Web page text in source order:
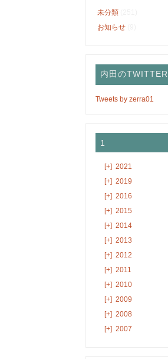
未分類(251)
お知らせ(9)
内田のTWITTER
Tweets by zerra01
1
[+] 2021
[+] 2019
[+] 2016
[+] 2015
[+] 2014
[+] 2013
[+] 2012
[+] 2011
[+] 2010
[+] 2009
[+] 2008
[+] 2007